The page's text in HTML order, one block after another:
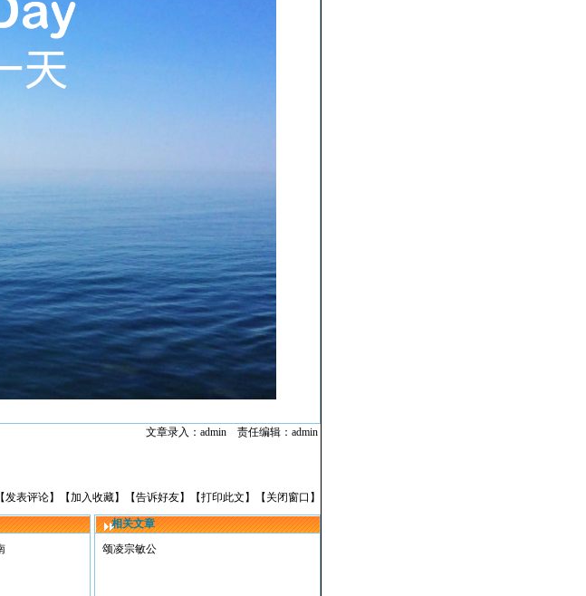
文章录入：admin 责任编辑：admin
【发表评论】【加入收藏】【告诉好友】【打印此文 】【 关闭窗口 】
相关文章
颂凌宗敏公